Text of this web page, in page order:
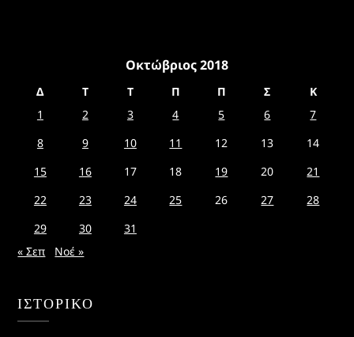
Οκτώβριος 2018
Δ Τ Τ Π Π Σ
Κ
1
2 3 4 5 6
7
8
9 10 11 12 13
14
15
16 17 18 19 20
21
22
23 24 25 26 27
28
29
30
31
« Σεπ
Νοέ »
ΙΣΤΟΡΙΚΌ